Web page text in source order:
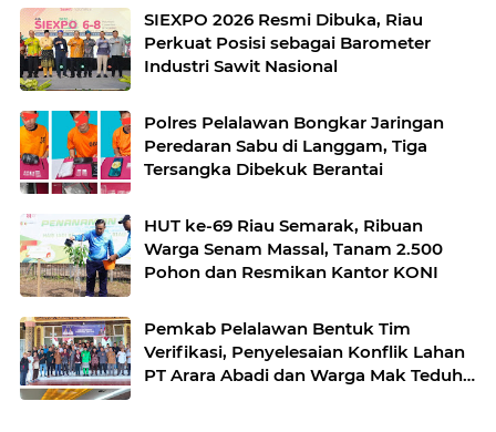
SIEXPO 2026 Resmi Dibuka, Riau
Perkuat Posisi sebagai Barometer
Industri Sawit Nasional
Polres Pelalawan Bongkar Jaringan
Peredaran Sabu di Langgam, Tiga
Tersangka Dibekuk Berantai
HUT ke-69 Riau Semarak, Ribuan
Warga Senam Massal, Tanam 2.500
Pohon dan Resmikan Kantor KONI
Pemkab Pelalawan Bentuk Tim
Verifikasi, Penyelesaian Konflik Lahan
PT Arara Abadi dan Warga Mak Teduh